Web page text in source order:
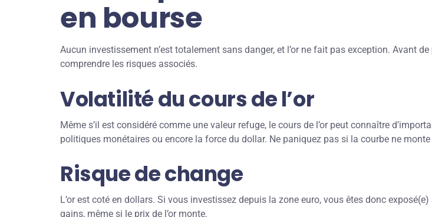
en bourse
Aucun investissement n’est totalement sans danger, et l’or ne fait pas exception. Avant de
comprendre les risques associés.
Volatilité du cours de l’or
Même s’il est considéré comme une valeur refuge, le cours de l’or peut connaître
politiques monétaires ou encore la force du dollar. Ne paniquez pas si la courbe ne
Risque de change
L’or est coté en dollars. Si vous investissez depuis la zone euro, vous êtes donc
gains, même si le prix de l’or monte.